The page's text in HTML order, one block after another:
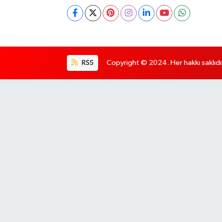
RSS Copyright © 2024. Her hakkı